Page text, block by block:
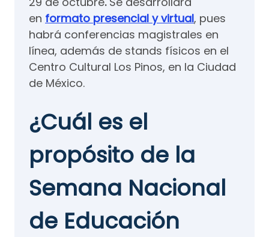
en formato presencial y virtual, pues
habrá conferencias magistrales en
línea, además de stands físicos en el
Centro Cultural Los Pinos, en la Ciudad
de México.
¿Cuál es el
propósito de la
Semana Nacional
de Educación